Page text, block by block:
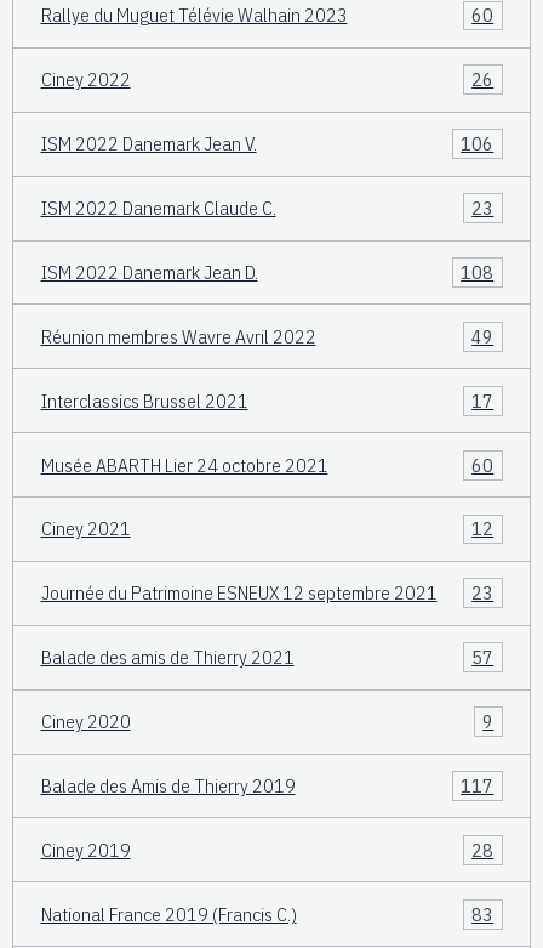
Rallye du Muguet Télévie Walhain 2023 60
Ciney 2022 26
ISM 2022 Danemark Jean V. 106
ISM 2022 Danemark Claude C. 23
ISM 2022 Danemark Jean D. 108
Réunion membres Wavre Avril 2022 49
Interclassics Brussel 2021 17
Musée ABARTH Lier 24 octobre 2021 60
Ciney 2021 12
Journée du Patrimoine ESNEUX 12 septembre 2021 23
Balade des amis de Thierry 2021 57
Ciney 2020 9
Balade des Amis de Thierry 2019 117
Ciney 2019 28
National France 2019 (Francis C.) 83